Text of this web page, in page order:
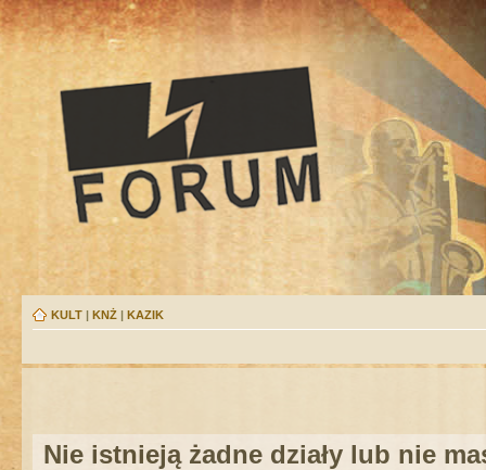
KULT | KNŻ | KAZIK
Nie istnieją żadne działy lub nie